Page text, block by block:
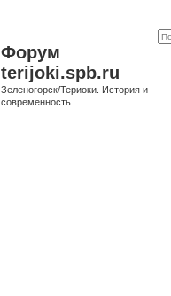
Форум
terijoki.spb.ru
Зеленогорск/Териоки. История и
современность.